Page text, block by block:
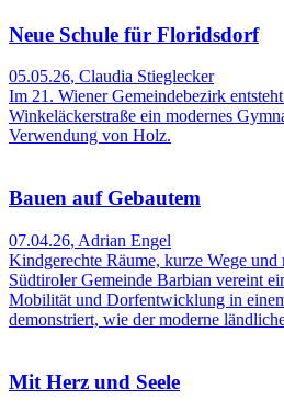
Neue Schule für Floridsdorf
05.05.26, Claudia Stieglecker
Im 21. Wiener Gemeindebezirk
Winkeläckerstraße ein modernes
Verwendung von Holz.
Bauen auf Gebautem
07.04.26, Adrian Engel
Kindgerechte Räume, kurze Wege
Südtiroler Gemeinde Barbian vereint
Mobilität und Dorfentwicklung in
demonstriert, wie der moderne
Mit Herz und Seele